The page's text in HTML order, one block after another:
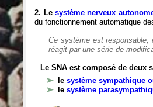
2. Le système nerveux
du fonctionnement automatique
Ce système est
réagit par une série de
Le SNA est composé de deux
lesystème sympathique
lesystème